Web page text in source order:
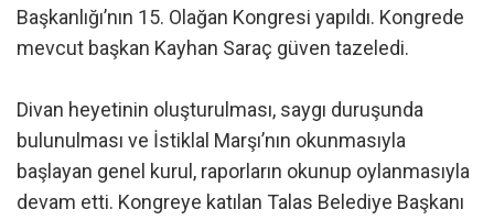
Başkanlığı’nın 15. Olağan Kongresi yapıldı. Kongrede
mevcut başkan Kayhan Saraç güven tazeledi.
Divan heyetinin oluşturulması, saygı duruşunda
bulunulması ve İstiklal Marşı’nın okunmasıyla
başlayan genel kurul, raporların okunup oylanmasıyla
devam etti. Kongreye katılan Talas Belediye Başkanı